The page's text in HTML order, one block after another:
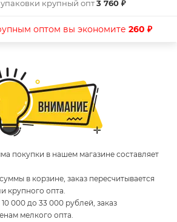
крупный опт3 760 ₽
оптом вы экономите 260 ₽
покупки в нашем магазине составляет
в корзине, заказ пересчитывается
крупного опта.
000 до 33 000 рублей, заказ
мелкого опта.